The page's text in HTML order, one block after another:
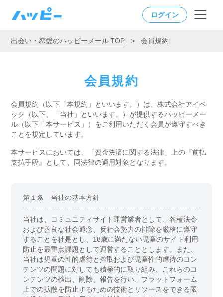
ログイン
出会い・恋愛のハッピーメール TOP > 会員規約
会員規約
会員規約（以下「本規約」といいます。）は、株式会社アイベ
ック（以下、「当社」といいます。）が提供するハッピーメー
ル（以下「本サービス」）をご利用いただく会員が遵守すべき
ことを規定しています。
本サービスにおいては、「資金決済に関する法律」上の『前払
支払手段』として、同法律の適用対象となります。
第１条 当社の基本方針
当社は、コミュニティサイト運営業者として、各種法令
および善良な社会通念、反社会勢力の排除を厳格に遵守
することを社是とし、18歳に満たない児童のサイト利用
防止を最重点課題として運営することとします。また、
当社は児童の性的虐待と搾取および児童性的虐待のコン
テンツの問題に対しても積極的に取り組み、これらのコ
ンテンツの検出、削除、報告を行い、プラットフォーム
上での拡散を防止するための技術とリソースをできる限